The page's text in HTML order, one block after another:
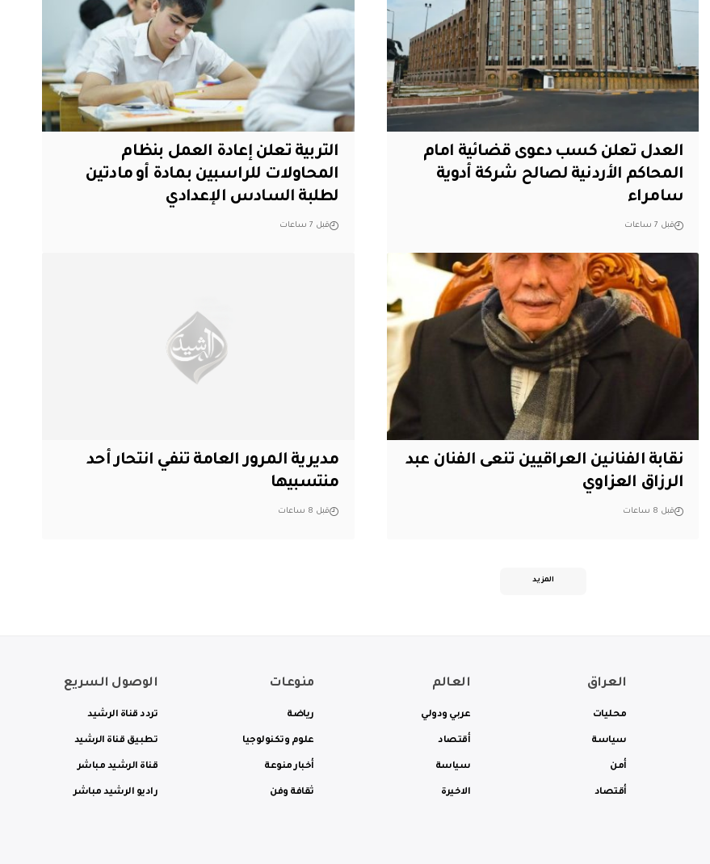
العدل تعلن كسب دعوى قضائية امام
المحاكم الأردنية لصالح شركة أدوية
سامراء
قبل 7 ساعات
التربية تعلن إعادة العمل بنظام
المحاولات للراسبين بمادة أو مادتين
لطلبة السادس الإعدادي
قبل 7 ساعات
نقابة الفنانين العراقيين تنعى الفنان عبد
الرزاق العزاوي
قبل 8 ساعات
مديرية المرور العامة تنفي انتحار أحد
منتسبيها
قبل 8 ساعات
المزيد
العراق
محليات
سياسة
أمن
أقتصاد
العالم
عربي ودولي
أقتصاد
سياسة
الاخيرة
منوعات
رياضة
علوم وتكنولوجيا
أخبار منوعة
ثقافة وفن
الوصول السريع
تردد قناة الرشيد
تطبيق قناة الرشيد
قناة الرشيد مباشر
راديو الرشيد مباشر